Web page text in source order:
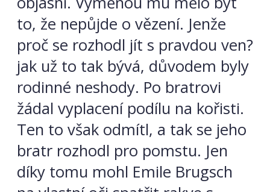
to, že nepůjde o vězení. Jenže
proč se rozhodl jít s pravdou ven?
jak už to tak bývá, důvodem byly
rodinné neshody. Po bratrovi
žádal vyplacení podílu na kořisti.
Ten to však odmítl, a tak se jeho
bratr rozhodl pro pomstu. Jen
díky tomu mohl Emile Brugsch